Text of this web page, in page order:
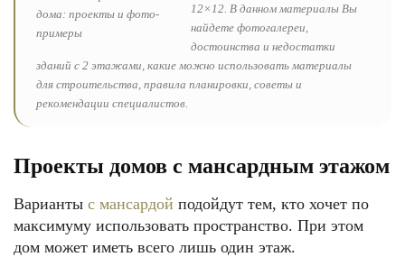
12×12. В данном материалы Вы
найдете фотогалереи,
достоинства и недостатки
зданий с 2 этажами, какие можно использовать материалы
для строительства, правила планировки, советы и
рекомендации специалистов.
Проекты домов с мансардным этажом
Варианты с мансардой подойдут тем, кто хочет по
максимуму использовать пространство. При этом
дом может иметь всего лишь один этаж.